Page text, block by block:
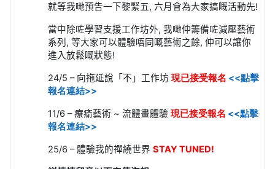
就等我哋預告一下黎緊五, 六月會為大家搞嘅活動先!
當中除咗學習支援工作坊外, 我哋仲籌備咗減壓藝術
系列 , 等大家可以體驗唔同嘅藝術之餘, 仲可以讓你
進入放鬆嘅狀態!
24/5 – 向拖延說「不」工作坊 現已接受報名 <<點擊
報名連結>>
11/6 –療瘉藝術 ~ 流體畫體驗 現已接受報名 <<點擊
報名連結>>
25/6 –體驗我的禪繞世界 STAY TUNED!